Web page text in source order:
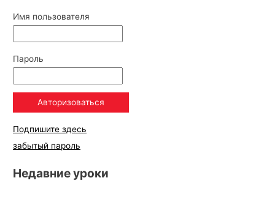
Имя пользователя
Пароль
Подпишите здесь
забытый пароль
Недавние уроки